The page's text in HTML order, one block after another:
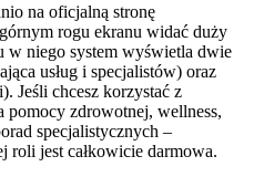
na oficjalną stronę
rogu ekranu widać duży
w niego system wyświetla dwie
usług i specjalistów) oraz
Jeśli chcesz korzystać z
pomocy zdrowotnej, wellness,
specjalistycznych –
roli jest całkowicie darmowa.